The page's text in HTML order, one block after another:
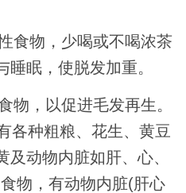
食物，少喝或不喝浓茶
眠，使脱发加重。
物，以促进毛发再生。
各种粗粮、花生、黄豆
动物内脏如肝、心、
物，有动物内脏(肝心